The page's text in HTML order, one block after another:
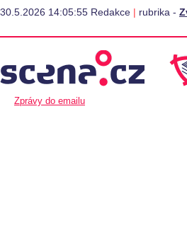
30.5.2026 14:05:55 Redakce | rubrika -
Zprávy do emailu